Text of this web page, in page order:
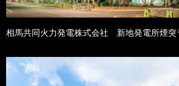
相馬共同火力発電株式会社 新地発電所煙突